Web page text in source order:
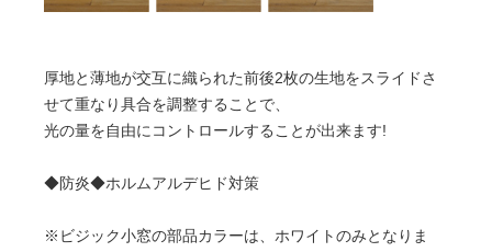
厚地と薄地が交互に織られた前後2枚の生地をスライドさ
せて重なり具合を調整することで、
光の量を自由にコントロールすることが出来ます!
◆防炎◆ホルムアルデヒド対策
※ビジック小窓の部品カラーは、ホワイトのみとなりま